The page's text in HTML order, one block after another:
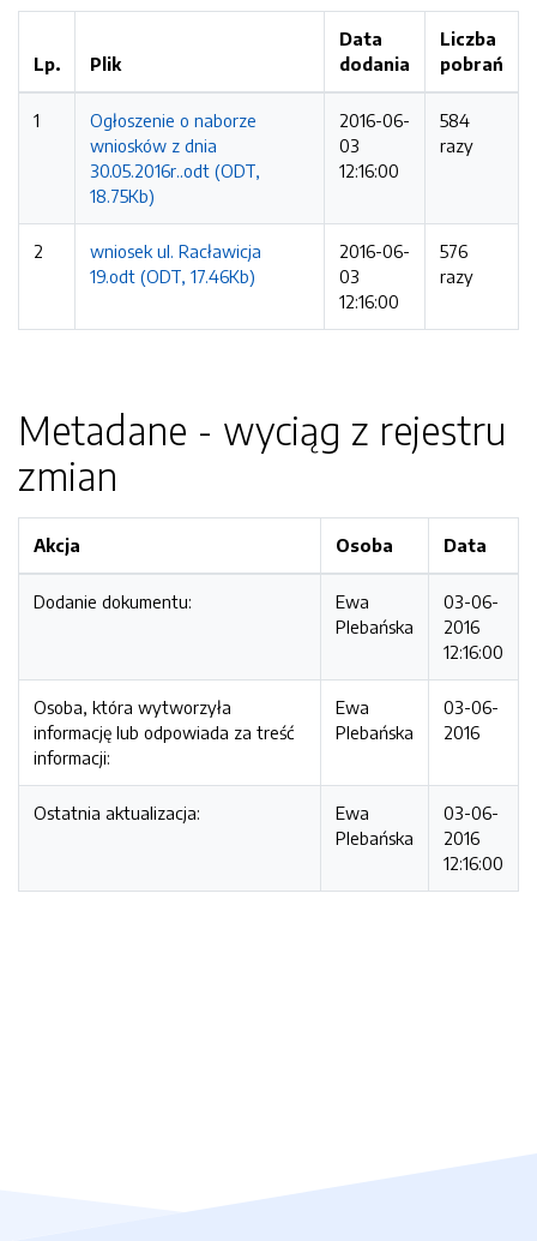
Lp. Plik
Data
dodania
Liczba
pobrań
1
Ogłoszenie o naborze
wniosków z dnia
30.05.2016r..odt (ODT,
18.75Kb)
2016-06-
03
12:16:00
584
razy
2
wniosek ul. Racławicja
19.odt (ODT, 17.46Kb)
2016-06-
03
12:16:00
576
razy
Metadane - wyciąg z rejestru
zmian
Akcja Osoba Data
Dodanie dokumentu:
Ewa
Plebańska
03-06-
2016
12:16:00
Osoba, która wytworzyła
informację lub odpowiada za treść
informacji:
Ewa
Plebańska
03-06-
2016
Ostatnia aktualizacja:
Ewa
Plebańska
03-06-
2016
12:16:00